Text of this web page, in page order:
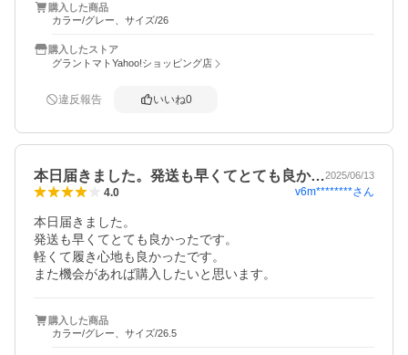
購入した商品
カラー/グレー、サイズ/26
購入したストア
グラントマトYahoo!ショッピング店
違反報告 いいね0
本日届きました。発送も早くてとても良か…2025/06/13
4.0 v6m********さん
本日届きました。
発送も早くてとても良かったです。
軽くて履き心地も良かったです。
また機会があれば購入したいと思います。
購入した商品
カラー/グレー、サイズ/26.5